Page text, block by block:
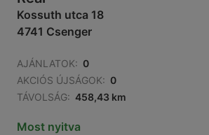
Kossuth utca 18
4741 Csenger
AJÁNLATOK: 0
AKCIÓS ÚJSÁGOK: 0
TÁVOLSÁG: 458,43 km
Most nyitva